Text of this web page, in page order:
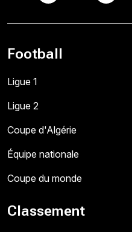
Football
Ligue 1
Ligue 2
Coupe d'Algérie
Équipe nationale
Coupe du monde
Classement